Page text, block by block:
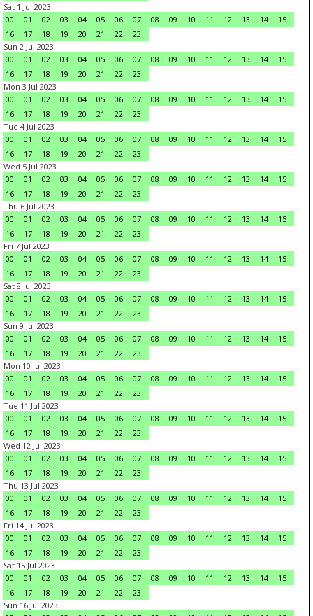
Sat 1 Jul 2023
00
01 02 03 04 05 06 07 08 09 10 11 12 13 14
15
16
17 18 19 20 21 22
23
Sun 2 Jul 2023
00
01 02 03 04 05 06 07 08 09 10 11 12 13 14
15
16
17 18 19 20 21 22
23
Mon 3 Jul 2023
00
01 02 03 04 05 06 07 08 09 10 11 12 13 14
15
16
17 18 19 20 21 22
23
Tue 4 Jul 2023
00
01 02 03 04 05 06 07 08 09 10 11 12 13 14
15
16
17 18 19 20 21 22
23
Wed 5 Jul 2023
00
01 02 03 04 05 06 07 08 09 10 11 12 13 14
15
16
17 18 19 20 21 22
23
Thu 6 Jul 2023
00
01 02 03 04 05 06 07 08 09 10 11 12 13 14
15
16
17 18 19 20 21 22
23
Fri 7 Jul 2023
00
01 02 03 04 05 06 07 08 09 10 11 12 13 14
15
16
17 18 19 20 21 22
23
Sat 8 Jul 2023
00
01 02 03 04 05 06 07 08 09 10 11 12 13 14
15
16
17 18 19 20 21 22
23
Sun 9 Jul 2023
00
01 02 03 04 05 06 07 08 09 10 11 12 13 14
15
16
17 18 19 20 21 22
23
Mon 10 Jul 2023
00
01 02 03 04 05 06 07 08 09 10 11 12 13 14
15
16
17 18 19 20 21 22
23
Tue 11 Jul 2023
00
01 02 03 04 05 06 07 08 09 10 11 12 13 14
15
16
17 18 19 20 21 22
23
Wed 12 Jul 2023
00
01 02 03 04 05 06 07 08 09 10 11 12 13 14
15
16
17 18 19 20 21 22
23
Thu 13 Jul 2023
00
01 02 03 04 05 06 07 08 09 10 11 12 13 14
15
16
17 18 19 20 21 22
23
Fri 14 Jul 2023
00
01 02 03 04 05 06 07 08 09 10 11 12 13 14
15
16
17 18 19 20 21 22
23
Sat 15 Jul 2023
00
01 02 03 04 05 06 07 08 09 10 11 12 13 14
15
16
17 18 19 20 21 22
23
Sun 16 Jul 2023